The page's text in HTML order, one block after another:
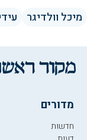
מיכל וולדיגר
מדורים
חדשות